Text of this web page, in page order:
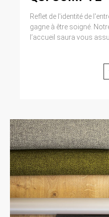
Reflet de l'identité de
gagne à être soigné.
l’accueil saura vous